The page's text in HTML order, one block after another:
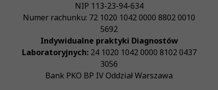
NIP 113-23-94-634
Numer rachunku: 72 1020 1042 0000 8802 0010
5692
Indywidualne praktyki Diagnostów
Laboratoryjnych:24 1020 1042 0000 8102 0437
3056
Bank PKO BP IV Oddział Warszawa